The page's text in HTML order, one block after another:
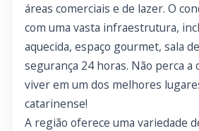
áreas comerciais e de lazer. O
com uma vasta infraestrutura,
aquecida, espaço gourmet, sala
segurança 24 horas. Não perca a
viver em um dos melhores
catarinense!
A região oferece uma variedade